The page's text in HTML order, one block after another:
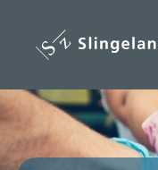
inhoud
gaan